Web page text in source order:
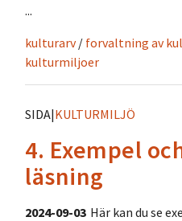
...
kulturarv / forvaltning av
kulturmiljoer
SIDA|KULTURMILJÖ
4. Exempel
läsning
2024-09-03 Här kan du se